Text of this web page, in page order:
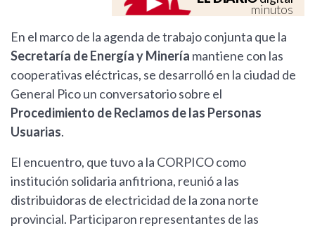
minutos
En el marco de la agenda de trabajo conjunta que la
Secretaría de Energía y Minería mantiene con las
cooperativas eléctricas, se desarrolló en la ciudad de
General Pico un conversatorio sobre el
Procedimiento de Reclamos de las Personas
Usuarias.
El encuentro, que tuvo a la CORPICO como
institución solidaria anfitriona, reunió a las
distribuidoras de electricidad de la zona norte
provincial. Participaron representantes de las